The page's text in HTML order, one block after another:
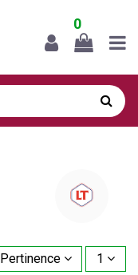
0
Pertinence 1